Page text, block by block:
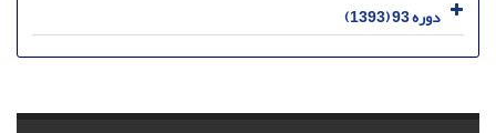
دوره 93 (1393)